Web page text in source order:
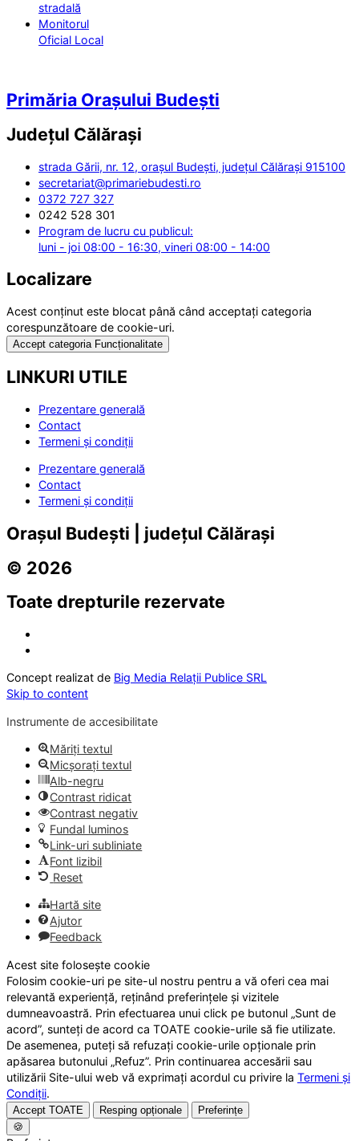
stradală
Monitorul
Oficial Local
Primăria Orașului Budești
Județul Călărași
strada Gării, nr. 12, orașul Budești, județul Călărași 915100
secretariat@primariebudesti.ro
0372 727 327
0242 528 301
Program de lucru cu publicul:
luni - joi 08:00 - 16:30, vineri 08:00 - 14:00
Localizare
Acest conținut este blocat până când acceptați categoria
corespunzătoare de cookie-uri.
Accept categoria Funcționalitate
LINKURI UTILE
Prezentare generală
Contact
Termeni și condiții
Prezentare generală
Contact
Termeni și condiții
Orașul Budești | județul Călărași
© 2026
Toate drepturile rezervate
Concept realizat de Big Media Relații Publice SRL
Skip to content
Instrumente de accesibilitate
Măriți textul
Micșorați textul
Alb-negru
Contrast ridicat
Contrast negativ
Fundal luminos
Link-uri subliniate
Font lizibil
Reset
Hartă site
Ajutor
Feedback
Acest site folosește cookie
Folosim cookie-uri pe site-ul nostru pentru a vă oferi cea mai
relevantă experiență, reținând preferințele și vizitele
dumneavoastră. Prin efectuarea unui click pe butonul „Sunt de
acord”, sunteți de acord ca TOATE cookie-urile să fie utilizate.
De asemenea, puteți să refuzați cookie-urile opționale prin
apăsarea butonului „Refuz”. Prin continuarea accesării sau
utilizării Site-ului web vă exprimați acordul cu privire la Termeni și
Condiții.
Accept TOATE Resping opționale
Preferințe
🍪